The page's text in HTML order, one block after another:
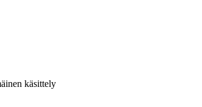
käsittely